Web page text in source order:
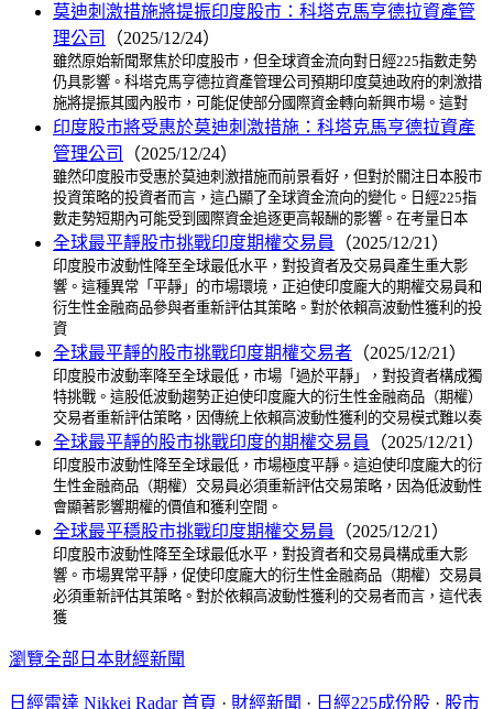
莫迪刺激措施將提振印度股市：科塔克馬亨德拉資產管
理公司
（2025/12/24）
雖然原始新聞聚焦於印度股市，但全球資金流向對日經225指數走勢
仍具影響。科塔克馬亨德拉資產管理公司預期印度莫迪政府的刺激措
施將提振其國內股市，可能促使部分國際資金轉向新興市場。這對
印度股市將受惠於莫迪刺激措施：科塔克馬亨德拉資產
管理公司
（2025/12/24）
雖然印度股市受惠於莫迪刺激措施而前景看好，但對於關注日本股市
投資策略的投資者而言，這凸顯了全球資金流向的變化。日經225指
數走勢短期內可能受到國際資金追逐更高報酬的影響。在考量日本
全球最平靜股市挑戰印度期權交易員 （2025/12/21）
印度股市波動性降至全球最低水平，對投資者及交易員產生重大影
響。這種異常「平靜」的市場環境，正迫使印度龐大的期權交易員和
衍生性金融商品參與者重新評估其策略。對於依賴高波動性獲利的投
資
全球最平靜的股市挑戰印度期權交易者 （2025/12/21）
印度股市波動率降至全球最低，市場「過於平靜」，對投資者構成獨
特挑戰。這股低波動趨勢正迫使印度龐大的衍生性金融商品（期權）
交易者重新評估策略，因傳統上依賴高波動性獲利的交易模式難以奏
全球最平靜的股市挑戰印度的期權交易員 （2025/12/21）
印度股市波動性降至全球最低，市場極度平靜。這迫使印度龐大的衍
生性金融商品（期權）交易員必須重新評估交易策略，因為低波動性
會顯著影響期權的價值和獲利空間。
全球最平穩股市挑戰印度期權交易員 （2025/12/21）
印度股市波動性降至全球最低水平，對投資者和交易員構成重大影
響。市場異常平靜，促使印度龐大的衍生性金融商品（期權）交易員
必須重新評估其策略。對於依賴高波動性獲利的交易者而言，這代表
獲
瀏覽全部日本財經新聞
日經雷達 Nikkei Radar 首頁 · 財經新聞 · 日經225成份股 · 股市